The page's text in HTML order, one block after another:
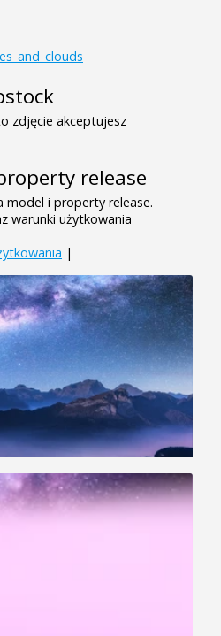
zdjęcie akceptujesz
release
model i property release.
warunki użytkowania
|